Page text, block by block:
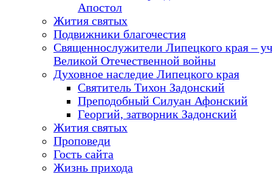
Апостол
Жития святых
Подвижники благочестия
Священнослужители Липецкого края –
Великой Отечественной войны
Духовное наследие Липецкого края
Святитель Тихон Задонский
Преподобный Силуан Афонский
Георгий, затворник Задонский
Жития святых
Проповеди
Гость сайта
Жизнь прихода